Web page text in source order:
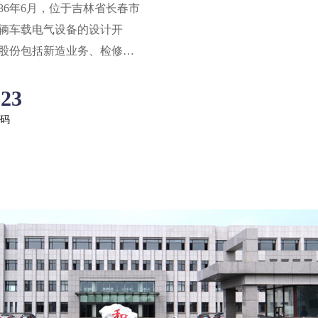
年6月，位于吉林省长春市
车载电气设备的设计开
份包括新造业务、检修业
线箱、车辆电气线束、车
风逆变器等。